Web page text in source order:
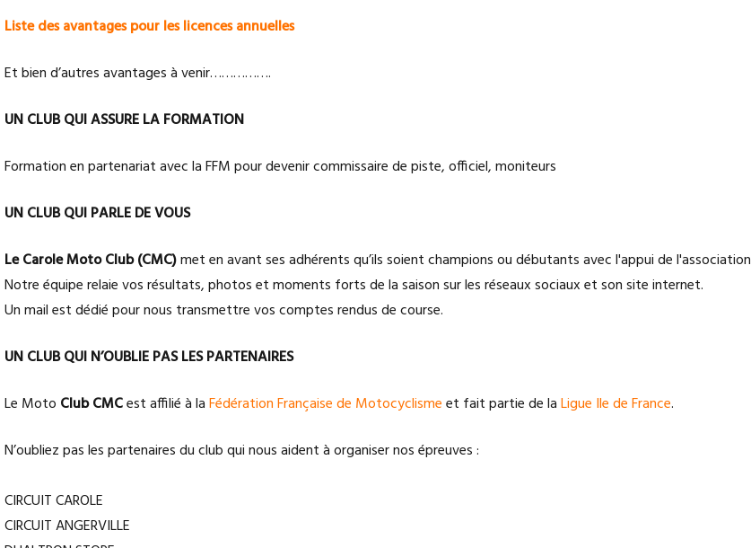
Liste des avantages pour les licences annuelles
Et bien d’autres avantages à venir…………….
UN CLUB QUI ASSURE LA FORMATION
Formation en partenariat avec la FFM pour devenir commissaire de piste, officiel, moniteurs
UN CLUB QUI PARLE DE VOUS
Le Carole Moto Club (CMC)met en avant ses adhérents qu’ils soient champions ou débutants avec l'appui de l'association
Notre équipe relaie vos résultats, photos et moments forts de la saison sur les réseaux sociaux et son site internet.
Un mail est dédié pour nous transmettre vos comptes rendus de course.
UN CLUB QUI N’OUBLIE PAS LES PARTENAIRES
Le Moto Club CMCest affilié à laFédération Française de Motocyclismeet fait partie de laLigue Ile de France.
N’oubliez pas les partenaires du club qui nous aident à organiser nos épreuves :
CIRCUIT CAROLE
CIRCUIT ANGERVILLE